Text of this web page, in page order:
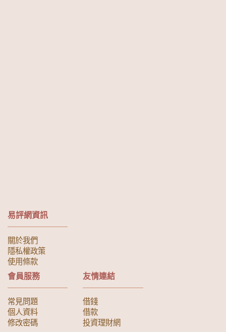
易評網資訊
關於我們
隱私權政策
使用條款
會員服務
常見問題
個人資料
修改密碼
友情連結
借錢
借款
投資理財網